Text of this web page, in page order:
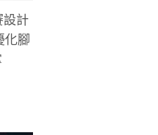
設計
化腳